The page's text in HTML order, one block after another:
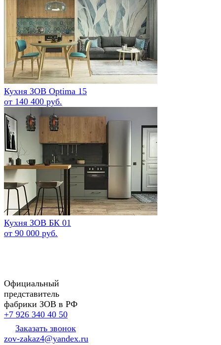
Кухня ЗОВ Optima 15
от 140 400 руб.
Кухня ЗОВ БК 01
от 90 000 руб.
Официальный
представитель
фабрики ЗОВ в РФ
+7 926 340 40 50
Заказать звонок
zov-zakaz4@yandex.ru